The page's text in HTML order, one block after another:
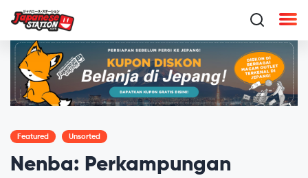
Featured Unsorted
Nenba: Perkampungan